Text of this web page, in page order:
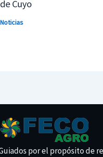
de Cuyo
Noticias
por el propósito de